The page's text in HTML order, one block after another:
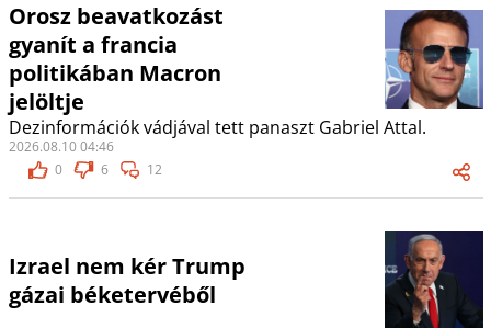
Orosz beavatkozást
gyanít a francia
politikában Macron
jelöltje
Dezinformációk vádjával tett panaszt Gabriel Attal.
2026.08.10 04:46
0
6 12
Izrael nem kér Trump
gázai béketervéből